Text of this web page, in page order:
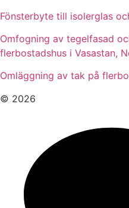
Fönsterbyte till isolerglas
Omfogning av tegelfasad
flerbostadshus i Vasastan,
Omläggning av tak på
© 2026